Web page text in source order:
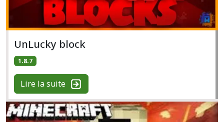
UnLucky block
1.8.7
Lire la suite